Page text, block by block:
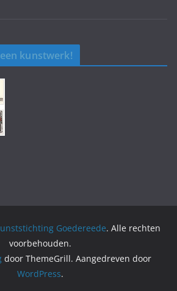
kunstwerk!
Goedereede. Alle rechten
voorbehouden.
door ThemeGrill. Aangedreven door
WordPress.